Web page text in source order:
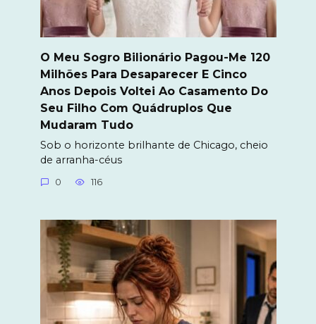
O Meu Sogro Bilionário Pagou-Me 120
Milhões Para Desaparecer E Cinco
Anos Depois Voltei Ao Casamento Do
Seu Filho Com Quádruplos Que
Mudaram Tudo
Sob o horizonte brilhante de Chicago, cheio
de arranha-céus
0 116